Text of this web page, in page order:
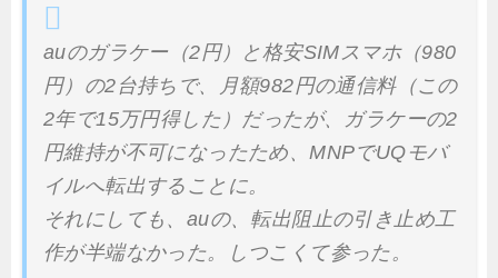
auのガラケー（2円）と格安SIMスマホ（980
円）の2台持ちで、月額982円の通信料（この
2年で15万円得した）だったが、ガラケーの2
円維持が不可になったため、MNPでUQモバ
イルへ転出することに。
それにしても、auの、転出阻止の引き止め工
作が半端なかった。しつこくて参った。